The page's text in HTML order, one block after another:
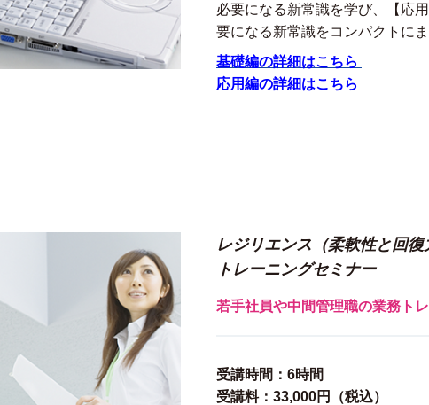
必要になる新常識を学び、【応
要になる新常識をコンパクトに
基礎編の詳細はこちら
応用編の詳細はこちら
レジリエンス（柔軟性と回復
トレーニングセミナー
若手社員や中間管理職の業務ト
受講時間：6時間
受講料：33,000円（税込）